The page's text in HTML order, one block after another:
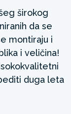
širokog
da se
montiraju i
i veličina!
duga leta